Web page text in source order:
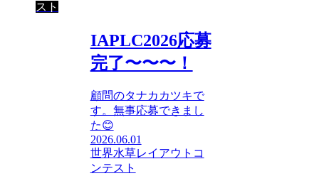
スト
IAPLC2026応募
完了〜〜〜！
顧問のタナカカツキで
す。無事応募できまし
た😊
2026.06.01
世界水草レイアウトコ
ンテスト